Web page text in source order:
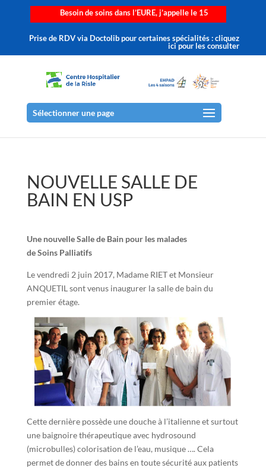
Besoin de soins dans l’EURE, j’appelle le 15
Prise de RDV via Doctolib pour certaines spécialités : cliquez
ici pour les consulter
Sélectionner une page
NOUVELLE SALLE DE
BAIN EN USP
Une nouvelleSallede Bain pour les malades
deSoins Palliatifs
Le vendredi 2 juin 2017, Madame RIET et Monsieur
ANQUETIL sont venus inaugurer la salle de bain du
premier étage.
Cette dernière possède une douche à l’italienne et surtout
une baignoire thérapeutique avec hydrosound
(microbulles) colorisation de l’eau, musique …. Cela
permet de donner des bains en toute sécurité aux patients